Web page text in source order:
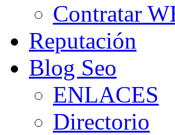
Contratar
Reputación
Blog Seo
ENLACES
Directorio